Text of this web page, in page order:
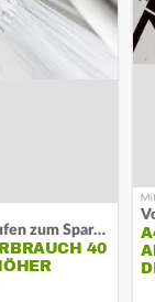
Kommunen rufen zum Sparen auf
40